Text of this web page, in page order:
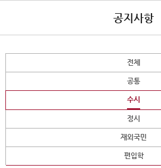
공지사항
전체
공통
수시
정시
재외국민
편입학